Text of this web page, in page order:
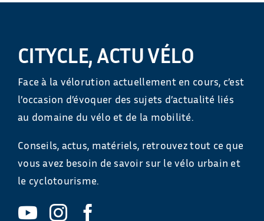
CITYCLE, ACTU VÉLO
Face à la vélorution actuellement en cours, c’est
l’occasion d’évoquer des sujets d’actualité liés
au domaine du vélo et de la mobilité.
Conseils, actus, matériels, retrouvez tout ce que
vous avez besoin de savoir sur le vélo urbain et
le cyclotourisme.